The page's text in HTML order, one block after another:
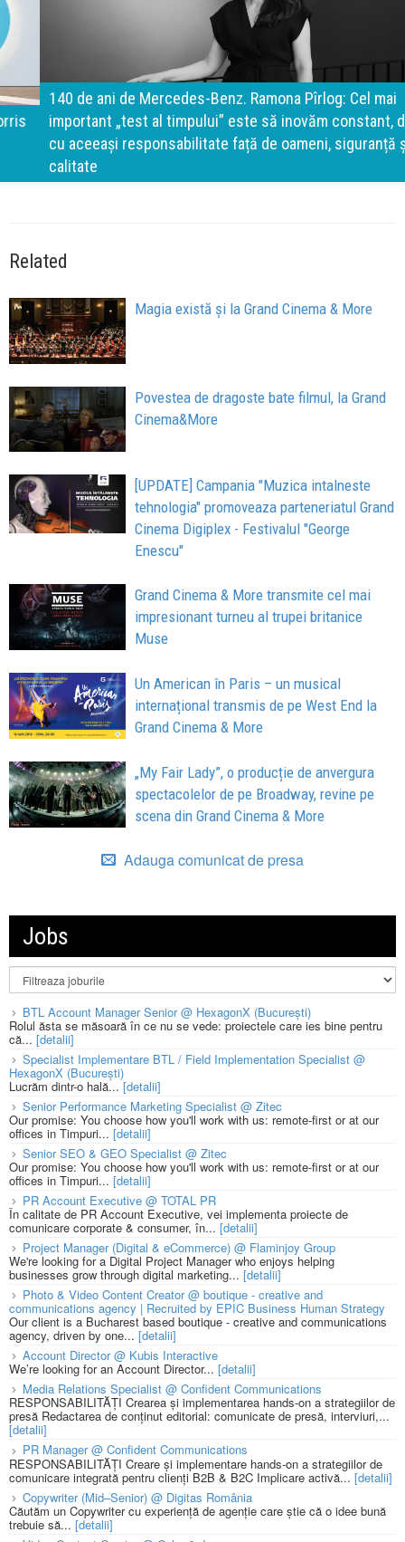
140 de ani de Mercedes-Benz. Ramona Pîrlog: Cel mai
important „test al timpului” este să inovăm constant, dar
cu aceeași responsabilitate față de oameni, siguranță și
calitate
Related
Magia există și la Grand Cinema & More
Povestea de dragoste bate filmul, la Grand
Cinema&More
[UPDATE] Campania "Muzica intalneste
tehnologia" promoveaza parteneriatul Grand
Cinema Digiplex - Festivalul "George
Enescu"
Grand Cinema & More transmite cel mai
impresionant turneu al trupei britanice
Muse
Un American în Paris – un musical
internațional transmis de pe West End la
Grand Cinema & More
„My Fair Lady”, o producție de anvergura
spectacolelor de pe Broadway, revine pe
scena din Grand Cinema & More
Adauga comunicat de presa
Jobs
BTL Account Manager Senior @ HexagonX (București)
Rolul ăsta se măsoară în ce nu se vede: proiectele care ies bine pentru
că... [detalii]
Specialist Implementare BTL / Field Implementation Specialist @
HexagonX (București)
Lucrăm dintr-o hală...[detalii]
Senior Performance Marketing Specialist @ Zitec
Our promise: You choose how you'll work with us: remote-first or at our
offices in Timpuri... [detalii]
Senior SEO & GEO Specialist @ Zitec
Our promise: You choose how you'll work with us: remote-first or at our
offices in Timpuri... [detalii]
PR Account Executive @ TOTAL PR
În calitate de PR Account Executive, vei implementa proiecte de
comunicare corporate & consumer, în... [detalii]
Project Manager (Digital & eCommerce) @ Flaminjoy Group
We're looking for a Digital Project Manager who enjoys helping
businesses grow through digital marketing... [detalii]
Photo & Video Content Creator @ boutique - creative and
communications agency | Recruited by EPIC Business Human Strategy
Our client is a Bucharest based boutique - creative and communications
agency, driven by one... [detalii]
Account Director @ Kubis Interactive
We’re looking for an Account Director... [detalii]
Media Relations Specialist @ Confident Communications
RESPONSABILITĂȚI Crearea și implementarea hands-on a strategiilor de
presă Redactarea de conținut editorial: comunicate de presă, interviuri,...
[detalii]
PR Manager @ Confident Communications
RESPONSABILITĂȚI Creare și implementare hands-on a strategiilor de
comunicare integrată pentru clienți B2B & B2C Implicare activă... [detalii]
Copywriter (Mid–Senior) @ Digitas România
Căutăm un Copywriter cu experiență de agenție care știe că o idee bună
trebuie să... [detalii]